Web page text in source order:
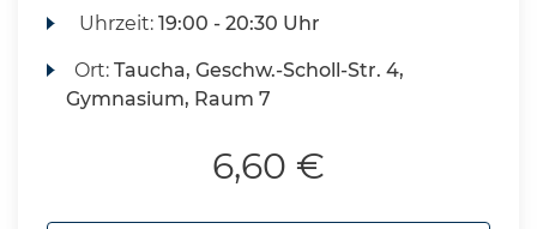
Uhrzeit:19:00 - 20:30 Uhr
Ort:Taucha, Geschw.-Scholl-Str. 4,
Gymnasium, Raum 7
6,60 €